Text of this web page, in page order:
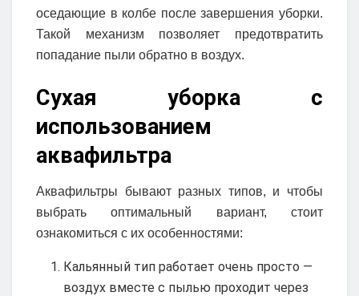
оседающие в колбе после завершения уборки.
Такой механизм позволяет предотвратить
попадание пыли обратно в воздух.
Сухая уборка с
использованием
аквафильтра
Аквафильтры бывают разных типов, и чтобы
выбрать оптимальный вариант, стоит
ознакомиться с их особенностями:
Кальянный тип работает очень просто —
воздух вместе с пылью проходит через